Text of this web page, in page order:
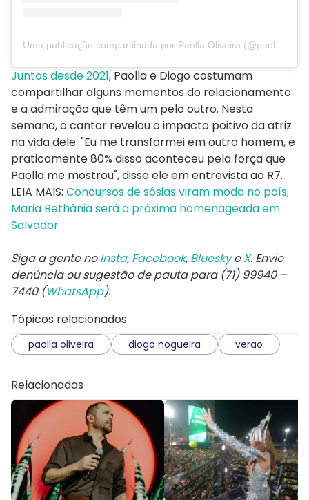
Juntos desde 2021, Paolla e Diogo costumam
compartilhar alguns momentos do relacionamento
e a admiração que têm um pelo outro. Nesta
semana, o cantor revelou o impacto poitivo da atriz
na vida dele. "Eu me transformei em outro homem, e
praticamente 80% disso aconteceu pela força que
Paolla me mostrou", disse ele em entrevista ao R7.
LEIA MAIS: Concursos de sósias viram moda no país;
Maria Bethânia será a próxima homenageada em
Salvador
Siga a gente noInsta, Facebook, BlueskyeX. Envie
denúncia ou sugestão de pauta para (71) 99940 –
7440 (WhatsApp).
Tópicos relacionados
paolla oliveira diogo nogueira verao
Relacionadas